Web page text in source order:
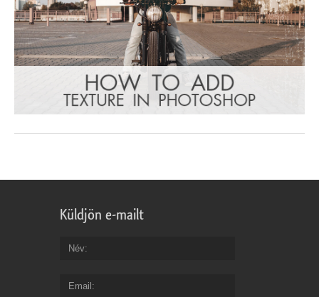
Küldjön e-mailt
Név
Email